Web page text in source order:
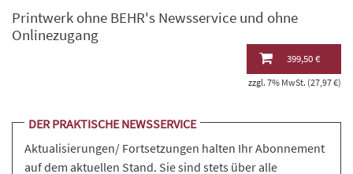
Printwerk ohne BEHR's Newsservice und ohne
Onlinezugang
399,50 €
zzgl. 7% MwSt. (27,97 €)
DER PRAKTISCHE NEWSSERVICE
Aktualisierungen/ Fortsetzungen halten Ihr Abonnement
auf dem aktuellen Stand. Sie sind stets über alle